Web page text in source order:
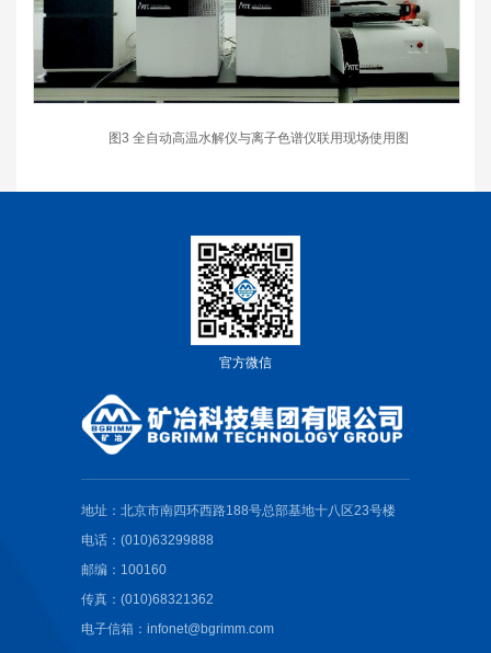
图3 全自动高温水解仪与离子色谱仪联用现场使用图
官方微信
地址：北京市南四环西路188号总部基地十八区23号楼
电话：(010)63299888
邮编：100160
传真：(010)68321362
电子信箱：infonet@bgrimm.com